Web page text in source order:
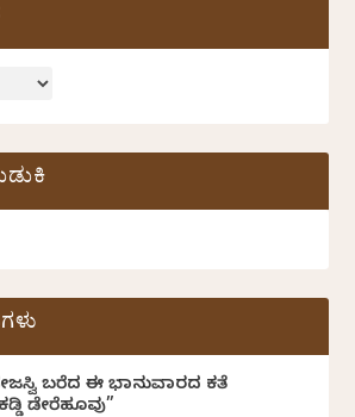
ಬರೆದ ಈ ಭಾನುವಾರದ ಕತೆ
ಡೇರೆಹೂವು”